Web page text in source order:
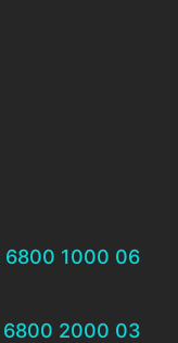
6800 1000 06
6800 2000 03